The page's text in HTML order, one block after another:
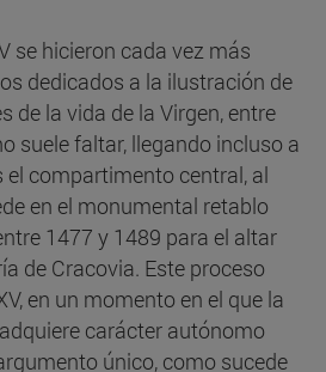
se hicieron cada vez más
dedicados a la ilustración de
de la vida de la Virgen, entre
suele faltar, llegando incluso a
el compartimento central, al
en el monumental retablo
1477 y 1489 para el altar
de Cracovia. Este proceso
en un momento en el que la
carácter autónomo
único, como sucede